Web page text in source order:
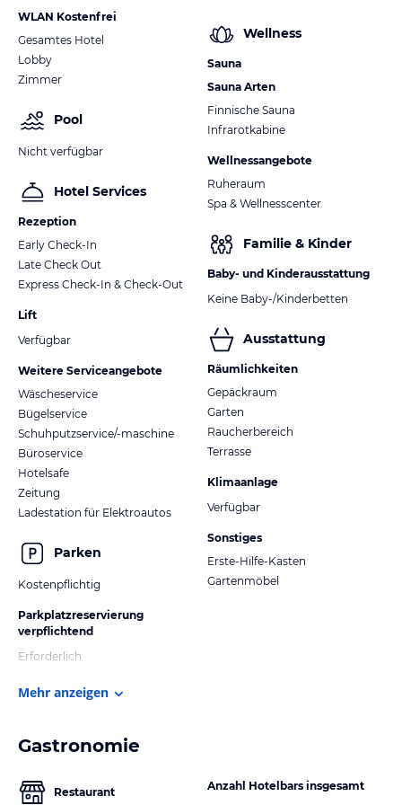
Montag bis Freitag 06.30 bis 10.00 Uhr, Samstag und Sonntag
07.00 bis 10.00 Uhr
Gepäckservice
Gerne bringen wir Ihr Gepäck auf Ihr Zimmer! Melden Sie sich bei
Anreise bei den Kollegen am Empfang.
Am An- und Abreisetag verwahren wir auf Wunsch Ihr Gepäck
sicher an der Rezeption. Sprechen Sie uns einfach an.
Haustiere
Der Aufpreis pro Haustier und Tag beträgt EUR 15,00 inkl.
Hundekissen und Napf. Der Preis versteht sich ohne Futter.
Hygieneartikel
Sie haben etwas vergessen? – Keine Sorge! An der Rezeption
halten wir kostenfrei Zahnputzsets und Shaving Kits für Sie bereit.
Duschgel, Shampoo, Bodylotion und Vanity Sets finden Sie in
Zusätzliche Kosmetikspiegel verleihen wir an der Rezeption.
Internet & WLAN
In allen Zimmern und in unseren Gasträumen steht Ihnen
Kommunikation
WLAN Kostenfrei
Gesamtes Hotel
Lobby
Zimmer
Pool
Nicht verfügbar
Hotel Services
Rezeption
Early Check-In
Late Check Out
Express Check-In & Check-Out
Lift
Verfügbar
Weitere Serviceangebote
Wäscheservice
Bügelservice
Schuhputzservice/-maschine
Büroservice
Hotelsafe
Zeitung
Ladestation für Elektroautos
Parken
Kostenpflichtig
Parkplatzreservierung
verpflichtend
Erforderlich
Wellness
Sauna
Sauna Arten
Finnische Sauna
Infrarotkabine
Wellnessangebote
Ruheraum
Spa & Wellnesscenter
Familie & Kinder
Baby- und Kinderausstattung
Keine Baby-/Kinderbetten
Ausstattung
Räumlichkeiten
Gepäckraum
Garten
Raucherbereich
Terrasse
Klimaanlage
Verfügbar
Sonstiges
Erste-Hilfe-Kasten
Gartenmöbel
Mehr anzeigen
Gastronomie
Restaurant
Anzahl Hotelbars insgesamt